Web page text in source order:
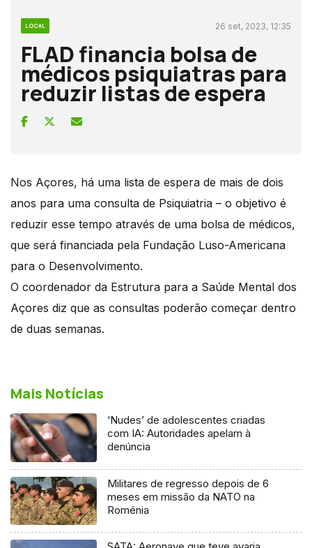
LOCAL 26 set, 2023, 12:35
FLAD financia bolsa de
médicos psiquiatras para
reduzir listas de espera
Nos Açores, há uma lista de espera de mais de dois
anos para uma consulta de Psiquiatria – o objetivo é
reduzir esse tempo através de uma bolsa de médicos,
que será financiada pela Fundação Luso-Americana
para o Desenvolvimento.
O coordenador da Estrutura para a Saúde Mental dos
Açores diz que as consultas poderão começar dentro
de duas semanas.
Mais Notícias
‘Nudes’ de adolescentes criadas
com IA: Autoridades apelam à
denúncia
Militares de regresso depois de 6
meses em missão da NATO na
Roménia